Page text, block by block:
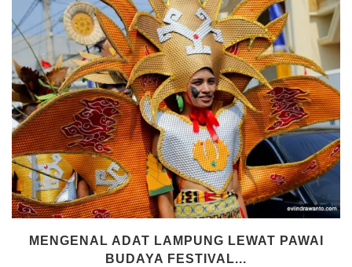
MENGENAL ADAT LAMPUNG LEWAT PAWAI
BUDAYA FESTIVAL...